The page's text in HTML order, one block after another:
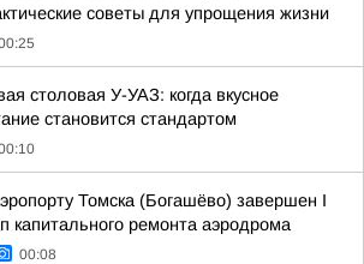
советы для упрощения жизни
столовая У-УАЗ: когда вкусное
становится стандартом
Томска (Богашёво) завершен I
капитального ремонта аэродрома
00:08